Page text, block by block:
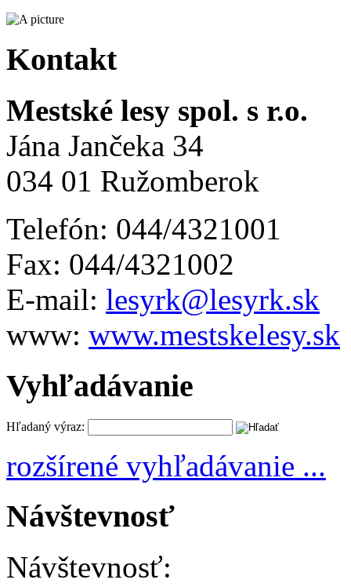
Kontakt
Mestské lesy spol. s r.o.
Jána Jančeka 34
034 01 Ružomberok
Telefón: 044/4321001
Fax: 044/4321002
E-mail: lesyrk@lesyrk.sk
www: www.mestskelesy.sk
Vyhľadávanie
Hľadaný výraz:
rozšírené vyhľadávanie ...
Návštevnosť
Návštevnosť: